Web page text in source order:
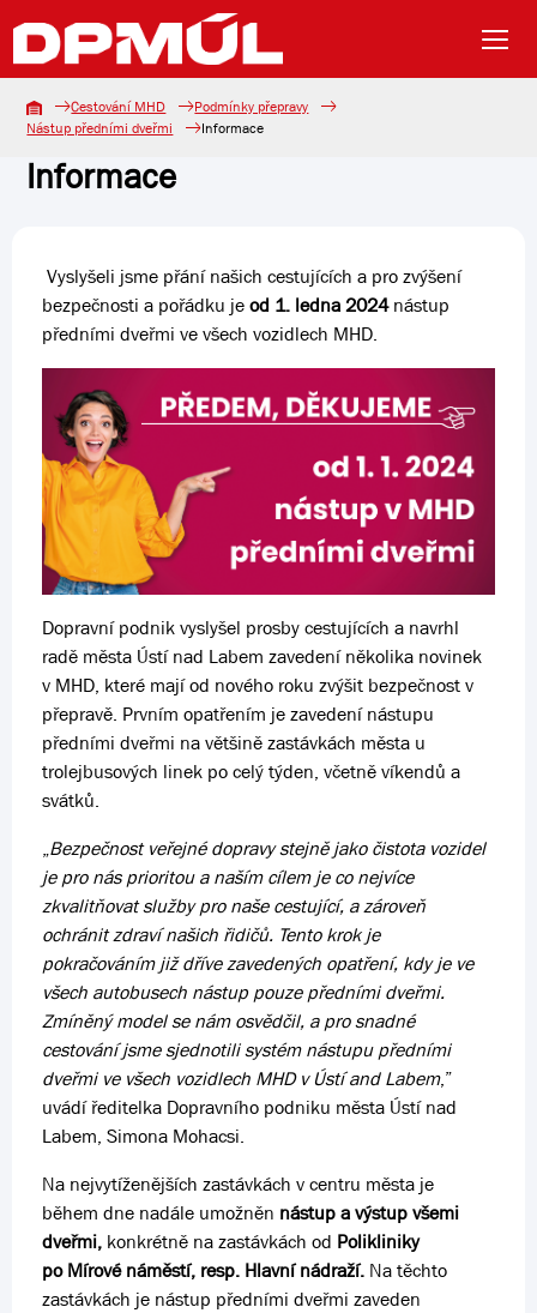
Cestování MHD
Podmínky přepravy
Nástup předními dveřmi
Informace
Informace
Vyslyšeli jsme přání našich cestujících a pro zvýšení
bezpečnosti a pořádku jeod 1. ledna 2024nástup
předními dveřmi ve všech vozidlech MHD.
Dopravní podnik vyslyšel prosby cestujících a navrhl
radě města Ústí nad Labem zavedení několika novinek
v MHD, které mají od nového roku zvýšit bezpečnost v
přepravě. Prvním opatřením je zavedení nástupu
předními dveřmi na většině zastávkách města u
trolejbusových linek po celý týden, včetně víkendů a
svátků.
„Bezpečnost veřejné dopravy stejně jako čistota vozidel
je pro nás prioritou a naším cílem je co nejvíce
zkvalitňovat služby pro naše cestující, a zároveň
ochránit zdraví našich řidičů. Tento krok je
pokračováním již dříve zavedených opatření, kdy je ve
všech autobusech nástup pouze předními dveřmi.
Zmíněný model se nám osvědčil, a pro snadné
cestování jsme sjednotili systém nástupu předními
dveřmi ve všech vozidlech MHD v Ústí and Labem,”
uvádí ředitelka Dopravního podniku města Ústí nad
Labem, Simona Mohacsi.
Na nejvytíženějších zastávkách v centru města je
během dne nadále umožněn nástup a výstup všemi
dveřmi, konkrétně na zastávkách od Polikliniky
po Mírové náměstí, resp. Hlavní nádraží. Na těchto
zastávkách je nástup předními dveřmi zaveden